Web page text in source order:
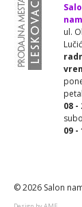
ul.
08 -
09 -
© 2026 Salon